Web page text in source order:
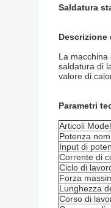
Saldatura
La
saldatura di
valore di
Parametri
Articoli
Potenza
Input di
Corrente di
Ciclo di
Forza
Lunghezza
Corso di